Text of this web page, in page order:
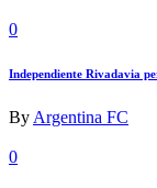
0
Independiente Rivadavia
By Argentina FC
0